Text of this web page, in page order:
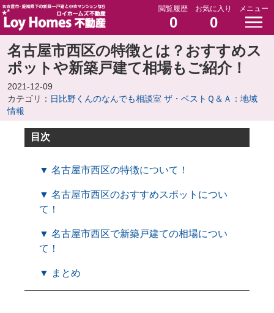
閲覧履歴
0
お気に入り
0
メニュー
名古屋市西区の特徴とは？おすすめス
ポットや新築戸建て相場もご紹介！
2021-12-09
カテゴリ： 日比野くんのなんでも相談室 ザ・ベストＱ＆Ａ：地域
情報
目次
▼ 名古屋市西区の特徴について！
▼ 名古屋市西区のおすすめスポットについ
て！
▼ 名古屋市西区で新築戸建ての相場につい
て！
▼ まとめ